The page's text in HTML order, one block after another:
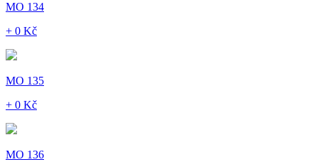
MO 134
+ 0 Kč
MO 135
+ 0 Kč
MO 136